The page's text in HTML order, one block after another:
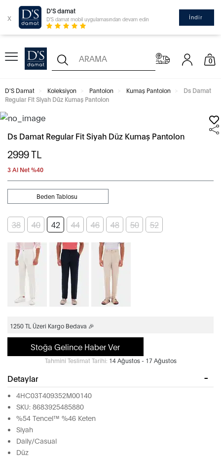
x
D'S damat
D'S damat mobil uygulamasından devam edin İndir
0
D'S Damat Koleksiyon Pantolon Kumaş Pantolon
Ds Damat
Regular Fit Siyah Düz Kumaş Pantolon
Ds Damat Regular Fit Siyah Düz Kumaş Pantolon
2999TL
3 Al Net %40
Beden Tablosu
38 40 42 44 46 48 50 52
1250 TL Üzeri Kargo Bedava 🎉
Stoğa Gelince Haber Ver
Tahmini Teslimat Tarihi: 14 Ağustos - 17 Ağustos
Detaylar
4HC03T409352M00140
SKU: 8683925485880
%54 Tencel™ %46 Keten
Siyah
Daily/Casual
Düz